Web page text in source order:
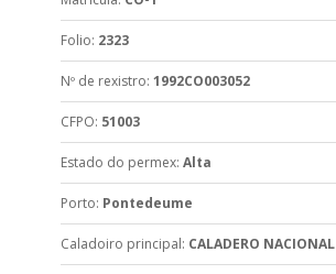
Folio: 2323
Nº de rexistro: 1992CO003052
CFPO: 51003
Estado do permex: Alta
Porto: Pontedeume
Caladoiro principal: CALADERO NACIONAL